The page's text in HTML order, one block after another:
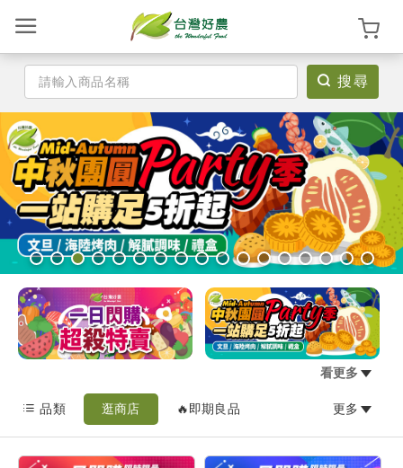
登
入
/
註
冊
首
頁
最
新
消
搜尋
看更多
品類 逛商店 🔥即期良品 更多